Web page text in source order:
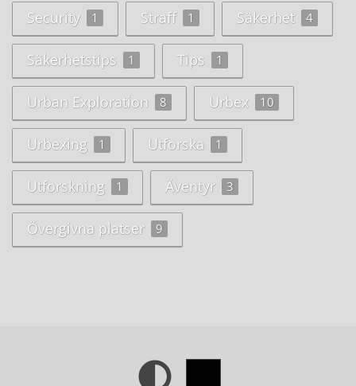
Security 1 Straff 1 Säkerhet 4
Säkerhetstips 1 Tips 1
Urban Exploration 8 Urbex 10
Urbexing 1 Utforska 1
Utforskning 1 Äventyr 3
Övergivna platser 9